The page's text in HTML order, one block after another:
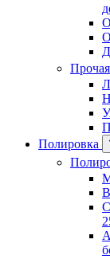
Полировка